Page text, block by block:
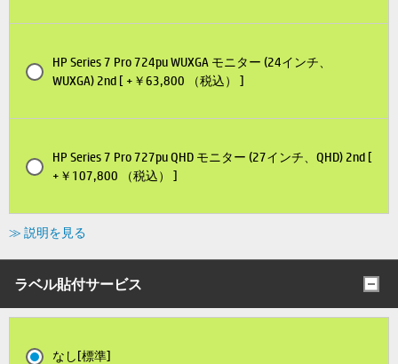
HP Series 7 Pro 724pu WUXGA モニター (24インチ、
WUXGA) 2nd [ +￥63,800 （税込） ]
HP Series 7 Pro 727pu QHD モニター (27インチ、QHD) 2nd [
+￥107,800 （税込） ]
≫ 説明を見る
ラベル貼付サービス
なし[標準]